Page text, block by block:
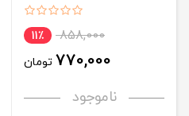
858,000 11٪
770,000 تومان
ناموجود